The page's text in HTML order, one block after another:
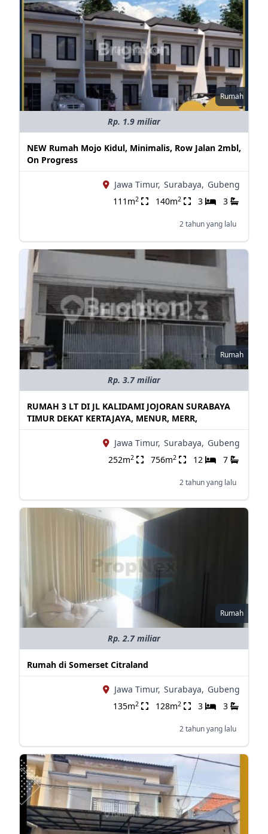
Rumah
Rp. 1.9 miliar
NEW Rumah Mojo Kidul, Minimalis, Row Jalan 2mbl,
On Progress
Jawa Timur, Surabaya, Gubeng
111m2 140m2 3 3
2 tahun yang lalu
Rumah
Rp. 3.7 miliar
RUMAH 3 LT DI JL KALIDAMI JOJORAN SURABAYA
TIMUR DEKAT KERTAJAYA, MENUR, MERR,
Jawa Timur, Surabaya, Gubeng
252m2 756m2 12 7
2 tahun yang lalu
Rumah
Rp. 2.7 miliar
Rumah di Somerset Citraland
Jawa Timur, Surabaya, Gubeng
135m2 128m2 3 3
2 tahun yang lalu